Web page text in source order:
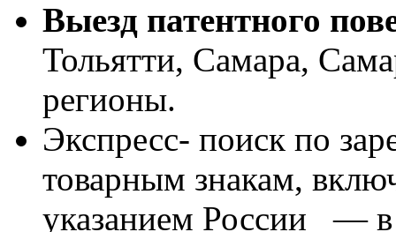
Выезд патентного
Тольятти, Самара,
регионы.
Экспресс- поиск по
товарным знакам,
указанием России — в